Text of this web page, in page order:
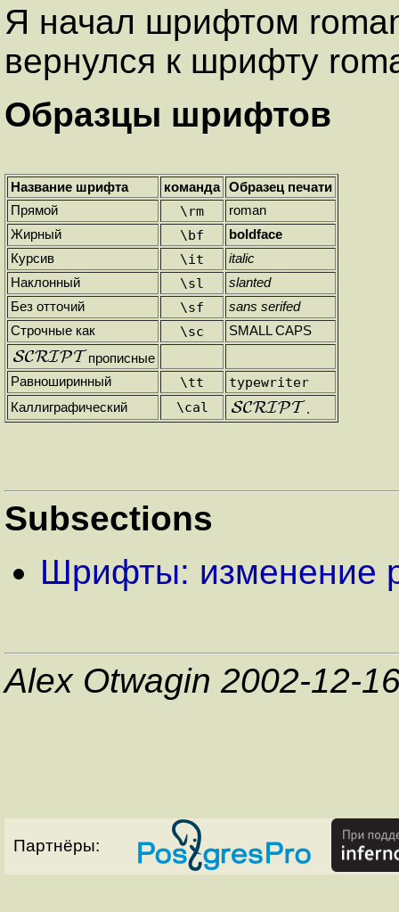
Я начал шрифтом
вернулся к шрифту
Образцы шрифтов
Название шрифта команда
Образец печати
Прямой
\rm
roman
Жирный
\bf
boldface
Курсив
\it
italic
Наклонный
\sl
slanted
Без отточий
\sf
sans serifed
Строчные как
\sc
SMALL CAPS
прописные
Равноширинный
\tt typewriter
Каллиграфический \cal .
Subsections
Шрифты: изменение
Alex Otwagin 2002-12-
Партнёры: